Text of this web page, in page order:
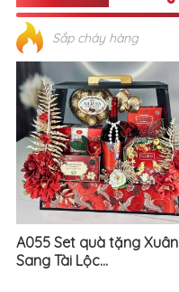
Sắp cháy hàng
A055 Set quà tặng Xuân
Sang Tài Lộc...